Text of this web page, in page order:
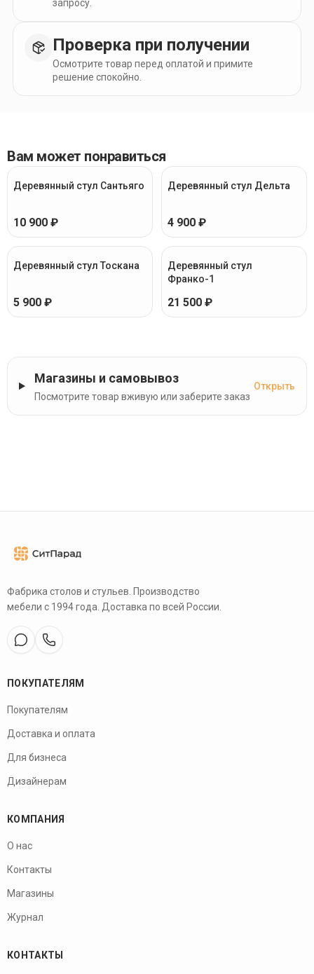
запросу.
Проверка при получении
Осмотрите товар перед оплатой и примите
решение спокойно.
Вам может понравиться
Деревянный стул Сантьяго
10 900 ₽
Деревянный стул Дельта
4 900 ₽
Деревянный стул Тоскана
5 900 ₽
Деревянный стул
Франко-1
21 500 ₽
Магазины и самовывоз
Посмотрите товар вживую или заберите заказ
Открыть
Фабрика столов и стульев. Производство
мебели с 1994 года. Доставка по всей России.
ПОКУПАТЕЛЯМ
Покупателям
Доставка и оплата
Для бизнеса
Дизайнерам
КОМПАНИЯ
О нас
Контакты
Магазины
Журнал
КОНТАКТЫ